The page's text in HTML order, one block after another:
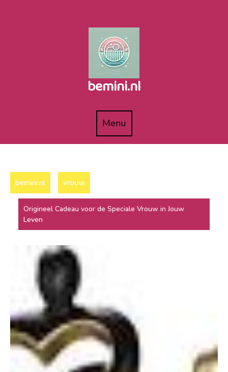
bemini.nl
MenuMenu
bemini.nl vrouw
Origineel Cadeau voor de Speciale Vrouw in Jouw
Leven